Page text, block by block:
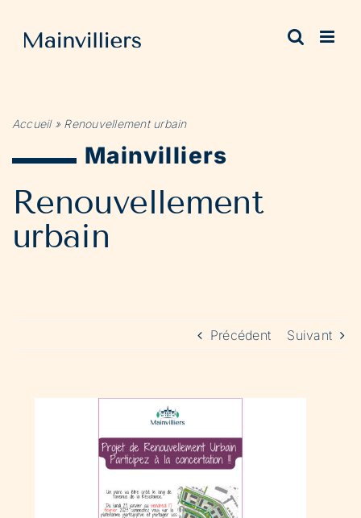
contenu
Accueil» Renouvellement urbain
Mainvilliers
Renouvellement
urbain
Précédent Suivant